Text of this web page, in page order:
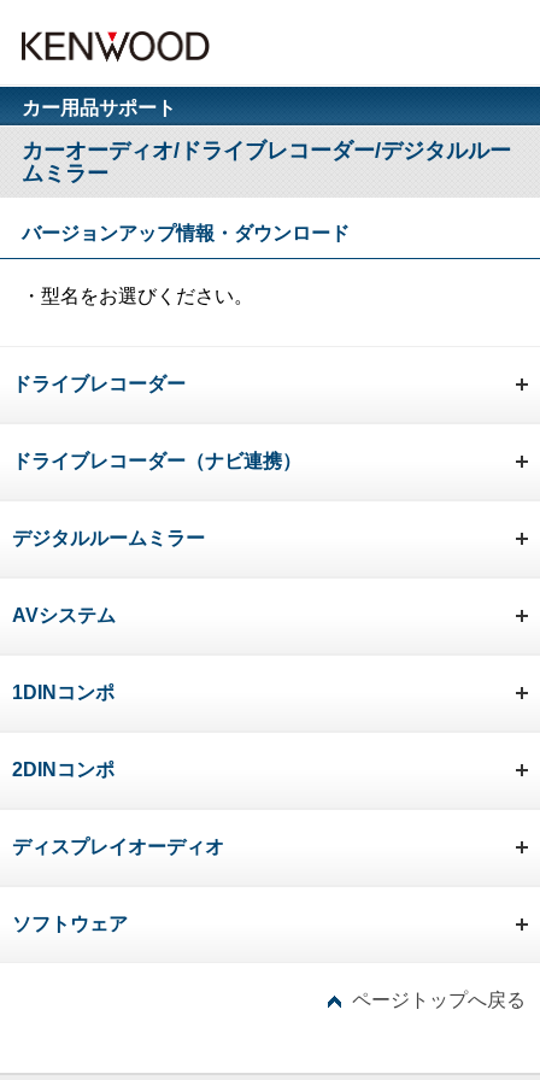
カー用品サポート
カーオーディオ/ドライブレコーダー/デジタルルー
ムミラー
バージョンアップ情報・ダウンロード
・型名をお選びください。
ドライブレコーダー
ドライブレコーダー（ナビ連携）
デジタルルームミラー
AVシステム
1DINコンポ
2DINコンポ
ディスプレイオーディオ
ソフトウェア
ページトップへ戻る